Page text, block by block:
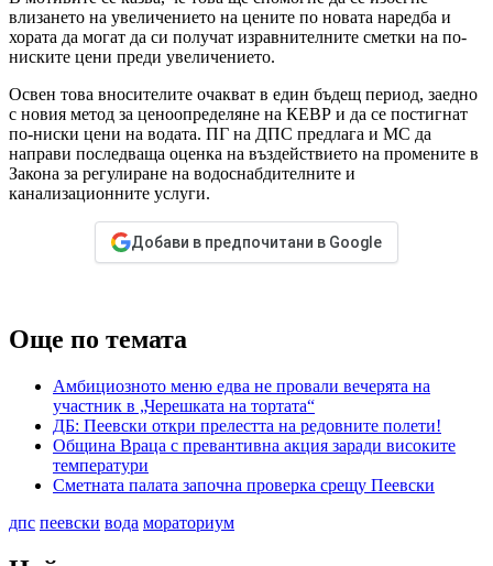
влизането на увеличението на цените по новата наредба и
хората да могат да си получат изравнителните сметки на по-
ниските цени преди увеличението.
Освен това вносителите очакват в един бъдещ период, заедно
с новия метод за ценоопределяне на КЕВР и да се постигнат
по-ниски цени на водата. ПГ на ДПС предлага и МС да
направи последваща оценка на въздействието на промените в
Закона за регулиране на водоснабдителните и
канализационните услуги.
Добави в предпочитани в Google
Още по темата
Амбициозното меню едва не провали вечерята на
участник в „Черешката на тортата“
ДБ: Пеевски откри прелестта на редовните полети!
Община Враца с превантивна акция заради високите
температури
Сметната палата започна проверка срещу Пеевски
дпс пеевски вода мораториум